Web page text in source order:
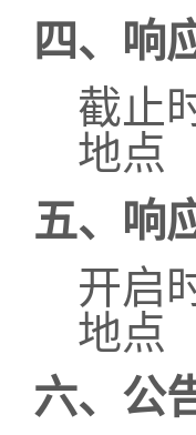
四、响
截止
地点
五、响
开启
地点
六、公